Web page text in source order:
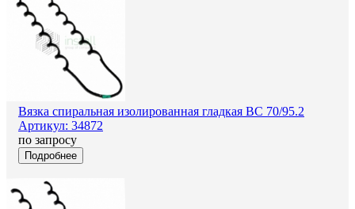
Вязка спиральная изолированная гладкая ВС 70/95.2
Артикул: 34872
по запросу
Подробнее